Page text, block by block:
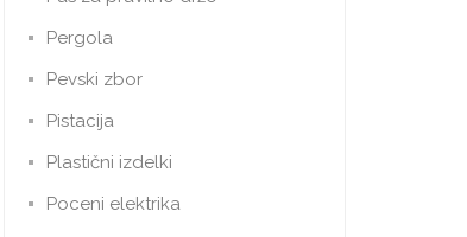
Pergola
Pevski zbor
Pistacija
Plastični izdelki
Poceni elektrika